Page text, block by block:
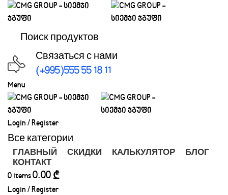
Связаться с нами
(+995)555 55 18 11
Menu
Login / Register
Все категории
ГЛАВНЫЙ СКИДКИ КАЛЬКУЛЯТОР
БЛОГ
КОНТАКТ
0 items0.00 ₾
Login / Register